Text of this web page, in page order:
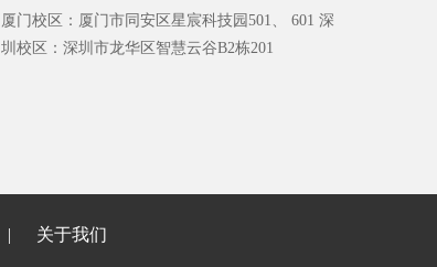
厦门校区：厦门市同安区星宸科技园501、 601 深
圳校区：深圳市龙华区智慧云谷B2栋201
关于我们